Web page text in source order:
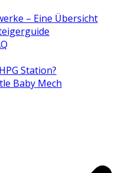
– Eine Übersicht
Station?
Baby Mech